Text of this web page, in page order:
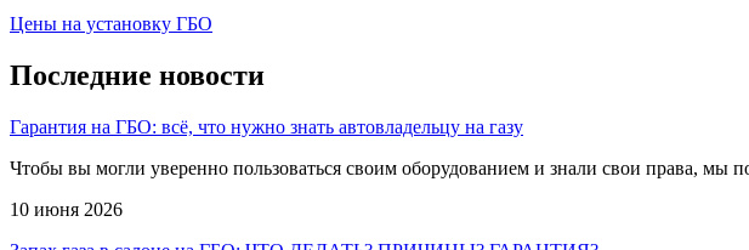
Цены на установку ГБО
Последние новости
Гарантия на ГБО: всё, что нужно знать автовладельцу на газу
Чтобы вы могли уверенно пользоваться своим оборудованием и знали свои права, мы
10 июня 2026